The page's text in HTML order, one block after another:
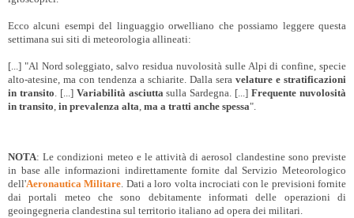
Ecco alcuni esempi del linguaggio orwelliano che possiamo leggere questa
settimana sui siti di meteorologia allineati:
[...] "Al Nord soleggiato, salvo residua nuvolosità sulle Alpi di confine, specie
alto-atesine, ma con tendenza a schiarite. Dalla sera velature e stratificazioni
in transito. [...] Variabilità asciuttasulla Sardegna. [...]Frequente nuvolosità
in transito, in prevalenza alta, ma a tratti anche spessa".
NOTA: Le condizioni meteo e le attività di aerosol clandestine sono previste
in base alle informazioni indirettamente fornite dal Servizio Meteorologico
dell'Aeronautica Militare. Dati a loro volta incrociati con le previsioni fornite
dai portali meteo che sono debitamente informati delle operazioni di
geoingegneria clandestina sul territorio italiano ad opera dei militari.